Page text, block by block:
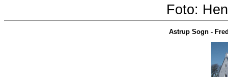
Foto:
Astrup Sogn -